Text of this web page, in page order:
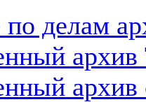
по делам